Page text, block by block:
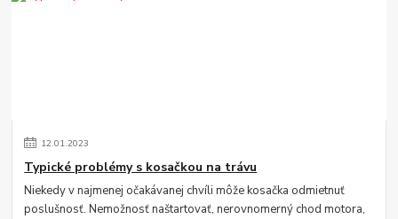
12.01.2023
Typické problémy s kosačkou na trávu
Niekedy v najmenej očakávanej chvíli môže kosačka odmietnuť
poslušnosť. Nemožnosť naštartovať, nerovnomerný chod motora,